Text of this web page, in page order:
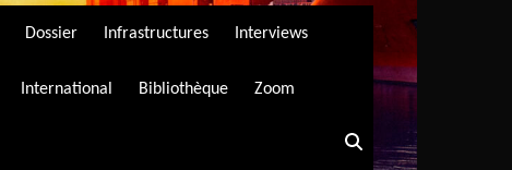
Dossier Infrastructures Interviews
International Bibliothèque Zoom